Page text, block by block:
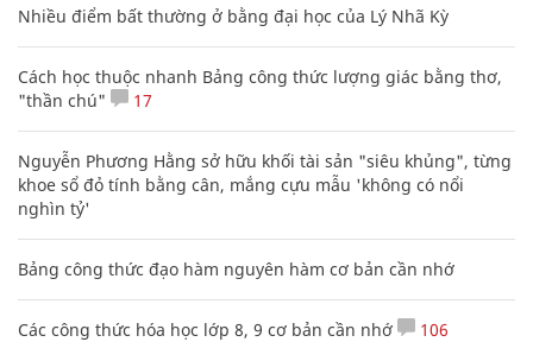
Nhiều điểm bất thường ở bằng đại học của Lý Nhã Kỳ
Cách học thuộc nhanh Bảng công thức lượng giác bằng thơ,
"thần chú"
17
Nguyễn Phương Hằng sở hữu khối tài sản "siêu khủng", từng
khoe sổ đỏ tính bằng cân, mắng cựu mẫu 'không có nổi
nghìn tỷ'
Bảng công thức đạo hàm nguyên hàm cơ bản cần nhớ
Các công thức hóa học lớp 8, 9 cơ bản cần nhớ 106